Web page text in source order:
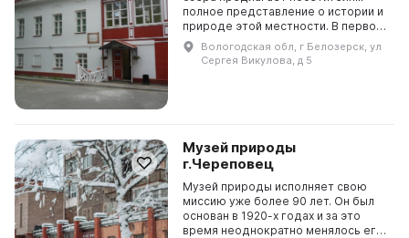
полное представление о истории и
природе этой местности. В первом
зале можно увидеть материалы о
миграции птиц, погодных условиях,
минералах и...
Вологодская обл, г Белозерск, ул
Сергея Викулова, д 5
Музей природы
г.Череповец
Музей природы исполняет свою
миссию уже более 90 лет. Он был
основан в 1920-х годах и за это
время неоднократно менялось его